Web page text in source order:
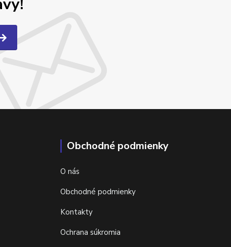
Obchodné podmienky
O nás
Obchodné podmienky
Kontakty
Ochrana súkromia